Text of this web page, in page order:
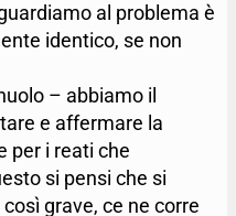
al problema è
identico, se non
– abbiamo il
e affermare la
per i reati che
si pensi che si
grave, ce ne corre